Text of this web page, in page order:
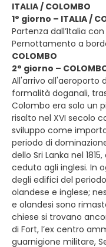
ITALIA / COLOMBO
1° giorno – ITALIA /
Partenza dall’Italia
Pernottamento a
COLOMBO
2° giorno –
All'arrivo all'aeroporto
formalità doganali,
Colombo era solo un
risalto nel XVI secolo
sviluppo come
periodo di
dello Sri Lanka nel
ceduto agli inglesi. In
degli edifici del
olandese e inglese;
e olandesi sono
chiese si trovano
di Fort, l’ex centro
guarnigione militare,